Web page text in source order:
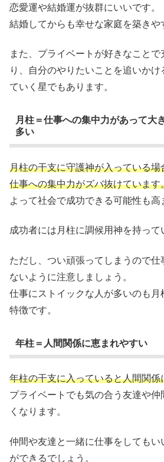
恋愛運や結婚運が抜群にいいです。
結婚してからも幸せな家庭を築きや
また、プライベートが好きなことで
り、自分のやりたいことを追いか
ていく星でもあります。
月柱＝仕事への集中力があって大
多い
月柱の干支に守護神が入っている
仕事への集中力がズバ抜けています
よって社会で成功できる可能性も高
成功者には月柱に調候用神を持って
ただし、つい頑張ってしまうので仕
ないように注意しましょう。
仕事にストイックな人が多いのも
特徴です。
年柱＝人間関係に恵まれやすい
年柱の干支に入っていると人間関
プライベートでも気の合う友達や
くなります。
仲間や友達と一緒に仕事をしてもい
ができるでしょう。